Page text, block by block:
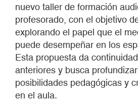
nuevo taller de formación
profesorado, con el objetivo
explorando el papel que el
puede desempeñar en los
Esta propuesta da
anteriores y busca
posibilidades pedagógicas y
en el aula.